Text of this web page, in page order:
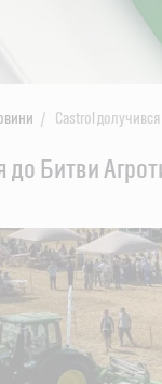
Castrol
Битви